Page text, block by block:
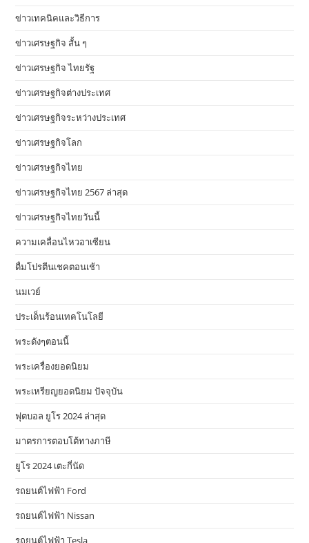
ข่าวเทคนิคและวิธีการ
ข่าวเศรษฐกิจ สั้น ๆ
ข่าวเศรษฐกิจ ไทยรัฐ
ข่าวเศรษฐกิจต่างประเทศ
ข่าวเศรษฐกิจระหว่างประเทศ
ข่าวเศรษฐกิจโลก
ข่าวเศรษฐกิจไทย
ข่าวเศรษฐกิจไทย 2567 ล่าสุด
ข่าวเศรษฐกิจไทยวันนี้
ความเคลื่อนไหวอาเซียน
ดื่มโปรตีนเชคตอนเช้า
นมเวย์
ประเด็นร้อนเทคโนโลยี
พระดังๆตอนนี้
พระเครื่องยอดนิยม
พระเหรียญยอดนิยม ปัจจุบัน
ฟุตบอล ยูโร 2024 ล่าสุด
มาตรการตอบโต้ทางภาษี
ยูโร 2024 เตะกี่นัด
รถยนต์ไฟฟ้า Ford
รถยนต์ไฟฟ้า Nissan
รถยนต์ไฟฟ้า Tesla